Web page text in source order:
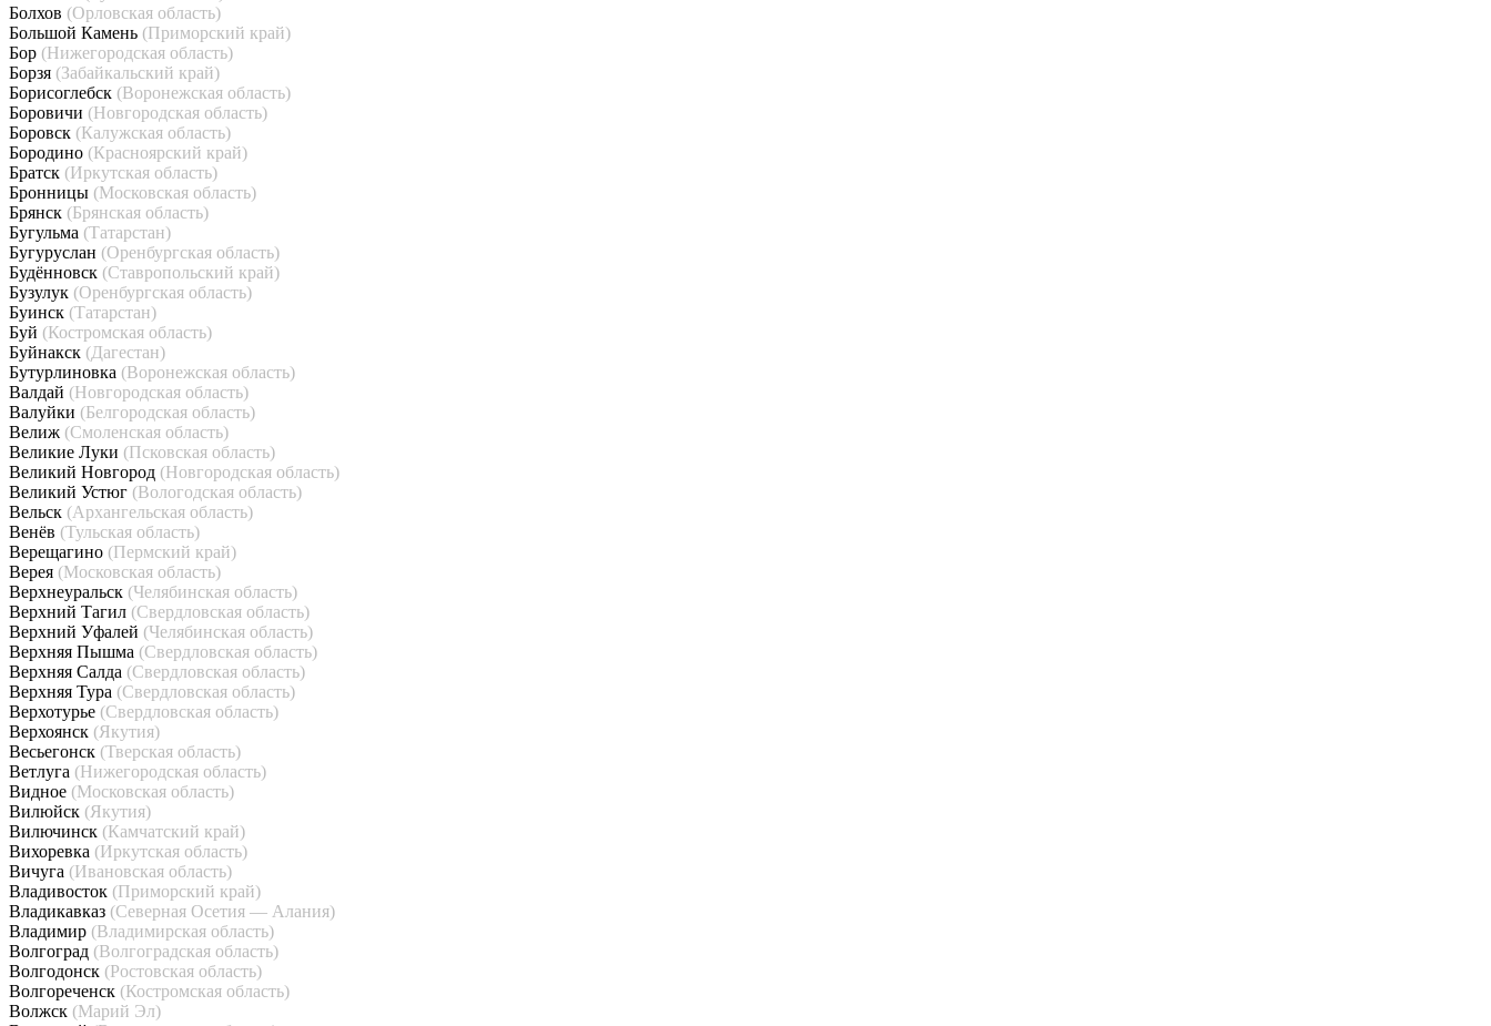
Болхов (Орловская область)
Большой Камень (Приморский край)
Бор (Нижегородская область)
Борзя (Забайкальский край)
Борисоглебск (Воронежская область)
Боровичи (Новгородская область)
Боровск (Калужская область)
Бородино (Красноярский край)
Братск (Иркутская область)
Бронницы (Московская область)
Брянск (Брянская область)
Бугульма (Татарстан)
Бугуруслан (Оренбургская область)
Будённовск (Ставропольский край)
Бузулук (Оренбургская область)
Буинск (Татарстан)
Буй (Костромская область)
Буйнакск (Дагестан)
Бутурлиновка (Воронежская область)
Валдай (Новгородская область)
Валуйки (Белгородская область)
Велиж (Смоленская область)
Великие Луки (Псковская область)
Великий Новгород (Новгородская область)
Великий Устюг (Вологодская область)
Вельск (Архангельская область)
Венёв (Тульская область)
Верещагино (Пермский край)
Верея (Московская область)
Верхнеуральск (Челябинская область)
Верхний Тагил (Свердловская область)
Верхний Уфалей (Челябинская область)
Верхняя Пышма (Свердловская область)
Верхняя Салда (Свердловская область)
Верхняя Тура (Свердловская область)
Верхотурье (Свердловская область)
Верхоянск (Якутия)
Весьегонск (Тверская область)
Ветлуга (Нижегородская область)
Видное (Московская область)
Вилюйск (Якутия)
Вилючинск (Камчатский край)
Вихоревка (Иркутская область)
Вичуга (Ивановская область)
Владивосток (Приморский край)
Владикавказ (Северная Осетия — Алания)
Владимир (Владимирская область)
Волгоград (Волгоградская область)
Волгодонск (Ростовская область)
Волгореченск (Костромская область)
Волжск (Марий Эл)